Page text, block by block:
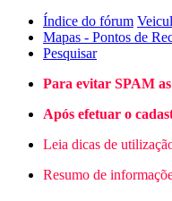
Índice do fórum
Mapas - Pontos de
Pesquisar
Para evitar SPAM
Após efetuar o
Leia dicas de
Resumo de